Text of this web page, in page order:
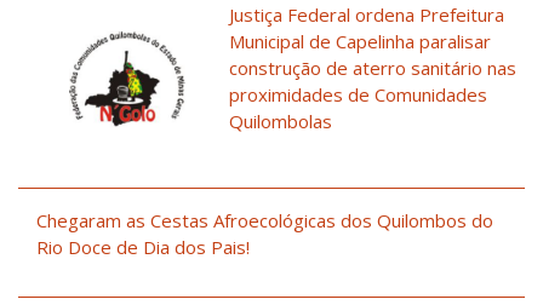
Justiça Federal ordena Prefeitura
Municipal de Capelinha paralisar
construção de aterro sanitário nas
proximidades de Comunidades
Quilombolas
Chegaram as Cestas Afroecológicas dos Quilombos do
Rio Doce de Dia dos Pais!